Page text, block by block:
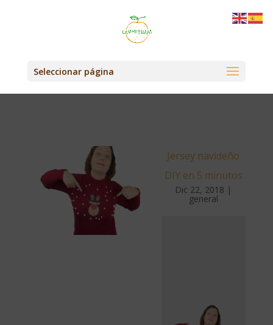
Seleccionar página
Jersey navideño
DIY en 5 minutos
Dic 22, 2018 |
general